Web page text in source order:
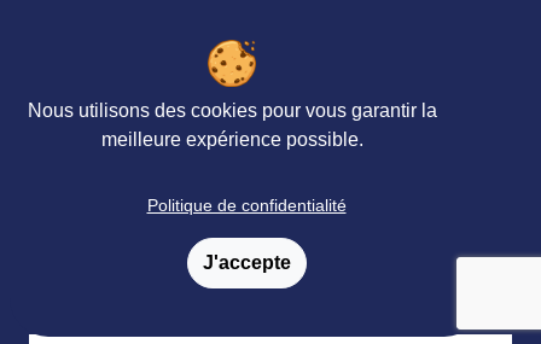
Catalogue & bon de commande
Nous utilisons des cookies pour vous garantir la
meilleure expérience possible.
Politique de confidentialité
J'accepte